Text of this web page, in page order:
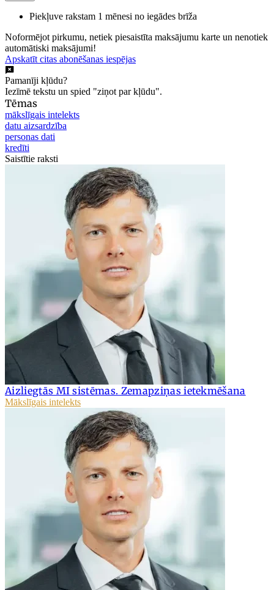
Piekļuve rakstam 1 mēnesi no iegādes brīža
Noformējot pirkumu, netiek piesaistīta maksājumu karte un nenotiek
automātiski maksājumi!
Apskatīt citas abonēšanas iespējas
Pamanīji kļūdu?
Iezīmē tekstu un spied "ziņot par kļūdu".
Tēmas
mākslīgais intelekts
datu aizsardzība
personas dati
kredīti
Saistītie raksti
Aizliegtās MI sistēmas. Zemapziņas ietekmēšana
Mākslīgais intelekts